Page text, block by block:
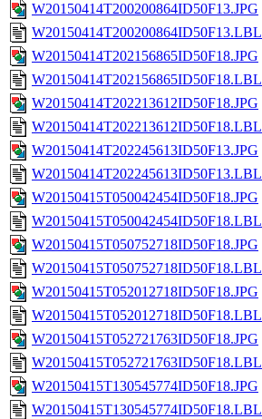
W20150414T200200864ID50F13.JPG
W20150414T200200864ID50F13.LBL
W20150414T202156865ID50F18.JPG
W20150414T202156865ID50F18.LBL
W20150414T202213612ID50F18.JPG
W20150414T202213612ID50F18.LBL
W20150414T202245613ID50F13.JPG
W20150414T202245613ID50F13.LBL
W20150415T050042454ID50F18.JPG
W20150415T050042454ID50F18.LBL
W20150415T050752718ID50F18.JPG
W20150415T050752718ID50F18.LBL
W20150415T052012718ID50F18.JPG
W20150415T052012718ID50F18.LBL
W20150415T052721763ID50F18.JPG
W20150415T052721763ID50F18.LBL
W20150415T130545774ID50F18.JPG
W20150415T130545774ID50F18.LBL